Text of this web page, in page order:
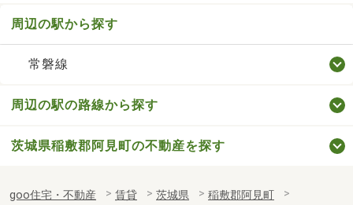
周辺の駅から探す
常磐線
周辺の駅の路線から探す
茨城県稲敷郡阿見町の不動産を探す
goo住宅・不動産 賃貸 茨城県
稲敷郡阿見町